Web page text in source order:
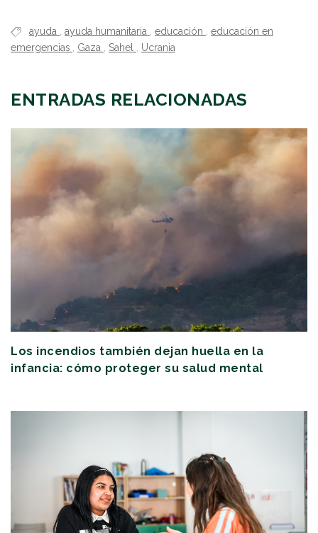
ayuda ayuda humanitaria educación
educación en
emergencias
Gaza Sahel Ucrania
ENTRADAS RELACIONADAS
Los incendios también dejan huella en la
infancia: cómo proteger su salud mental